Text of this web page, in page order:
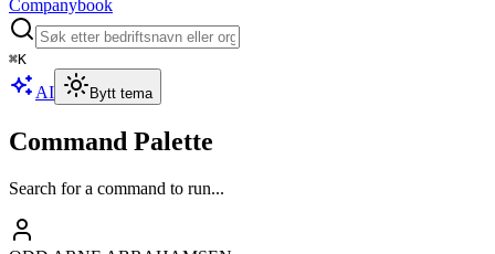
Companybook
⌘K
AI Bytt tema
Command Palette
Search for a command to run...